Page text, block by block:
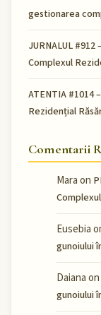
gestionarea
JURNALUL
Complexul
ATENTIA #1014
Rezidențial
Comentarii
Maraon
Eusebia
gunoiului
Daianaon
gunoiului